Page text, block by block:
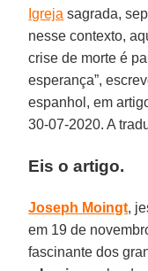
Igreja sagrada,
nesse contexto,
crise de morte é
esperança”,
espanhol, em
30-07-2020. A
Eis o artigo.
Joseph Moingt,
em 19 de
fascinante dos